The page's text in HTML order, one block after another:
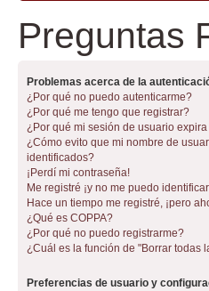
Preguntas
Problemas acerca de la
¿Por qué no puedo autenticarme?
¿Por qué me tengo que registrar?
¿Por qué mi sesión de usuario
¿Cómo evito que mi nombre de
identificados?
¡Perdí mi contraseña!
Me registré ¡y no me puedo
Hace un tiempo me registré, ¡pero
¿Qué es COPPA?
¿Por qué no puedo registrarme?
¿Cuál es la función de "Borrar todas
Preferencias de usuario y